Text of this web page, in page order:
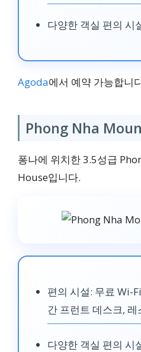
다양한 객실 편의 시
Agoda에서 예약 가능합니
Phong Nha
퐁나에 위치한 3.5성급
House입니다.
편의 시설: 무료 Wi-
간 프런트 데스크, 레
다양한 객실 편의 시